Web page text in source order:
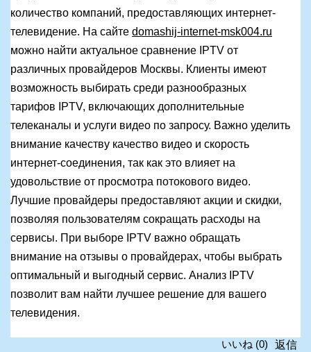
количество компаний, предоставляющих интернет-
телевидение. На сайте domashij-internet-msk004.ru
можно найти актуальное сравнение IPTV от
различных провайдеров Москвы. Клиенты имеют
возможность выбирать среди разнообразных
тарифов IPTV, включающих дополнительные
телеканалы и услуги видео по запросу. Важно уделить
внимание качеству качество видео и скорость
интернет-соединения, так как это влияет на
удовольствие от просмотра потокового видео.
Лучшие провайдеры предоставляют акции и скидки‚
позволяя пользователям сокращать расходы на
сервисы. При выборе IPTV важно обращать
внимание на отзывы о провайдерах, чтобы выбрать
оптимальный и выгодный сервис. Анализ IPTV
позволит вам найти лучшее решение для вашего
телевидения.
返信
いいね (0)